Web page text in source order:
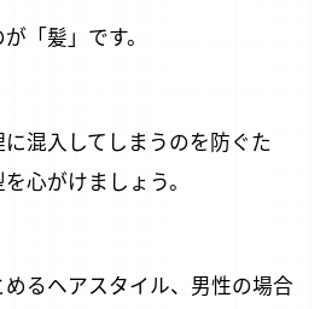
「髪」です。
混入してしまうのを防ぐた
心がけましょう。
るヘアスタイル、男性の場合